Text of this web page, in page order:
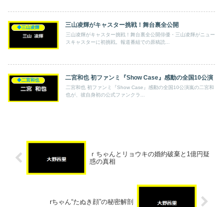
◆三山凌輝 三山凌輝がキャスター挑戦！舞台裏全公開
三山凌輝がキャスター挑戦！舞台裏全公開俳優・三山凌輝がニュー
スキャスターに初挑戦。報道番組での原稿読...
◆二宮和也 二宮和也 初ファンミ『Show Case』感動の全国10公演
二宮和也 初ファンミ『Show Case』感動の全国10公演嵐の二宮和
也が、彼自身初の公式ファンクラ...
ｒちゃんとリョウキの婚約破棄と1億円疑
惑の真相
rちゃん“たぬき顔”の秘密解剖